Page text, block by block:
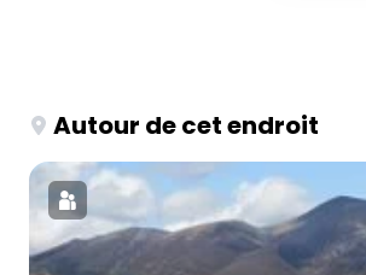
Autour de cet endroit